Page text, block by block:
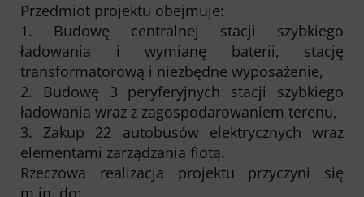
Aktualności
Stacja Kontroli Pojazdów
Inne
Centrum Obsługi Klienta
Przedmiot projektu obejmuje:
1. Budowę centralnej stacji szybkiego
ładowania i wymianę baterii, stację
transformatorową i niezbędne wyposażenie,
2. Budowę 3 peryferyjnych stacji szybkiego
ładowania wraz z zagospodarowaniem terenu,
3. Zakup 22 autobusów elektrycznych wraz
elementami zarządzania flotą.
Rzeczowa realizacja projektu przyczyni się